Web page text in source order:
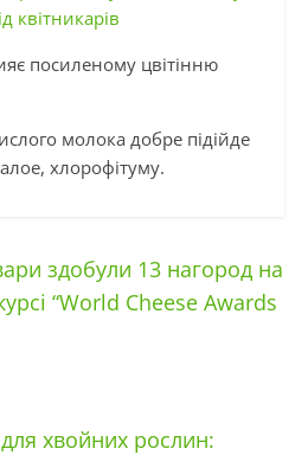
квітникарів
посиленому цвітінню
молока добре підійде
хлорофітуму.
здобули 13 нагород на
“World Cheese Awards
хвойних рослин: